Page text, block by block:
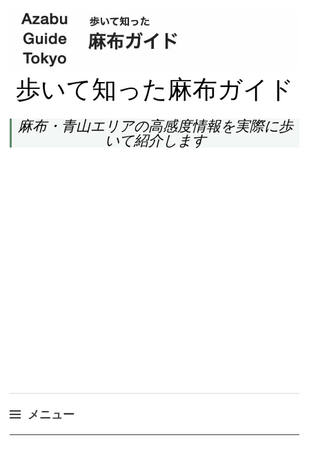
歩いて知った麻布ガイド
麻布・青山エリアの高感度情報を実際に歩
いて紹介します
メニュー